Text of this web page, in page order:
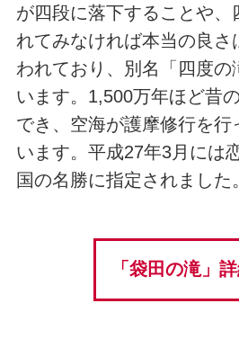
が四段に落下することや、
れてみなければ本当の良さ
われており、別名「四度の
います。1,500万年ほど昔
でき、空海が護摩修行を行
います。平成27年3月には
国の名勝に指定されました。
「袋田の滝」